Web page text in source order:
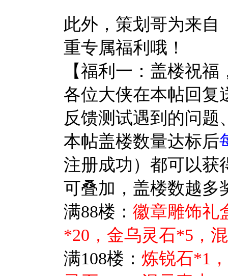
此外，策划哥为来自
重专属福利哦！
【福利一：盖楼祝
各位大侠在本帖回复
反馈测试遇到的问题
本帖盖楼数量达标后
注册成功）都可以获
可叠加，盖楼数越多
满88楼： 徽章雕饰礼
*20，金乌灵石*5，
满108楼： 炼锐石*1